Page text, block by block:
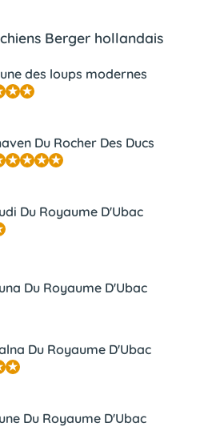
Berger hollandais
des loups modernes
Du Rocher Des Ducs
Du Royaume D'Ubac
Du Royaume D'Ubac
Du Royaume D'Ubac
Du Royaume D'Ubac